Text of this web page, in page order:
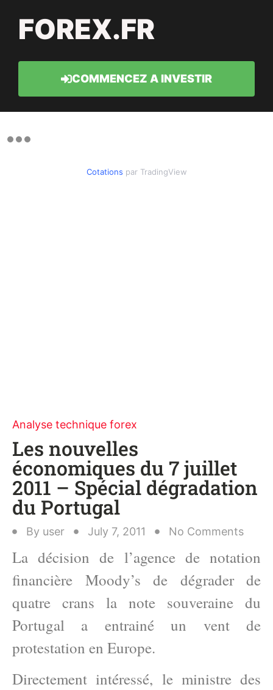
FOREX.FR
COMMENCEZ A INVESTIR
Cotations par TradingView
Analyse technique forex
Les nouvelles
économiques du 7 juillet
2011 – Spécial dégradation
du Portugal
By user July 7, 2011 No Comments
La décision de l’agence de notation
financière Moody’s de dégrader de
quatre crans la note souveraine du
Portugal a entrainé un vent de
protestation en Europe.
Directement intéressé, le ministre des